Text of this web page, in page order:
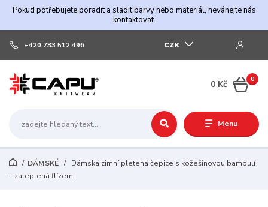
Pokud potřebujete poradit a sladit barvy nebo materiál, neváhejte nás
kontaktovat.
Menu
CZK
+420 733 512 496
0
0 Kč
DÁMSKÉ
Dámská zimní pletená čepice s kožešinovou bambulí
– zateplená flízem